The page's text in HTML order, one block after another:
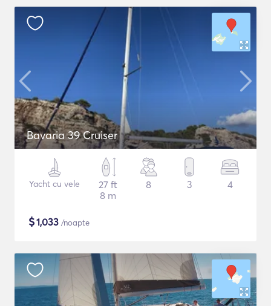
Bavaria 39 Cruiser
Yacht cu vele
27 ft
8 m
8 3 4
$1,033 /noapte